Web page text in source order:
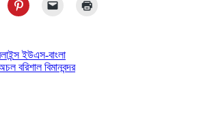
ইউএস-বাংলা
বরিশাল বিমানবন্দর